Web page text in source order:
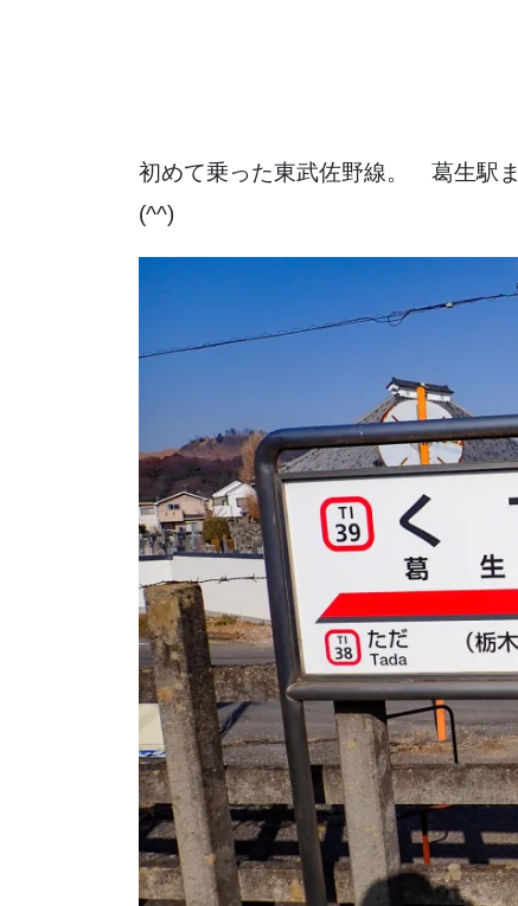
初めて乗った東武佐野線。 葛生駅
(^^)